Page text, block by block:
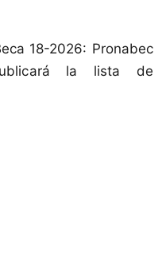
18-2026: Pronabec
la lista de